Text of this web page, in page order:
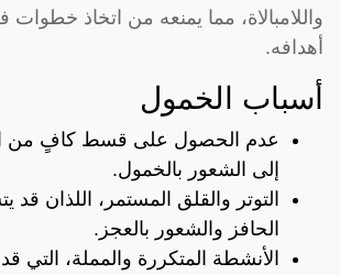
واللامبالاة، مما يمنعه من اتخاذ خطوات
أهدافه.
أسباب الخمول
عدم الحصول على قسط كافٍ من
إلى الشعور بالخمول.
التوتر والقلق المستمر، اللذان قد
الحافز والشعور بالعجز.
الأنشطة المتكررة والمملة، التي